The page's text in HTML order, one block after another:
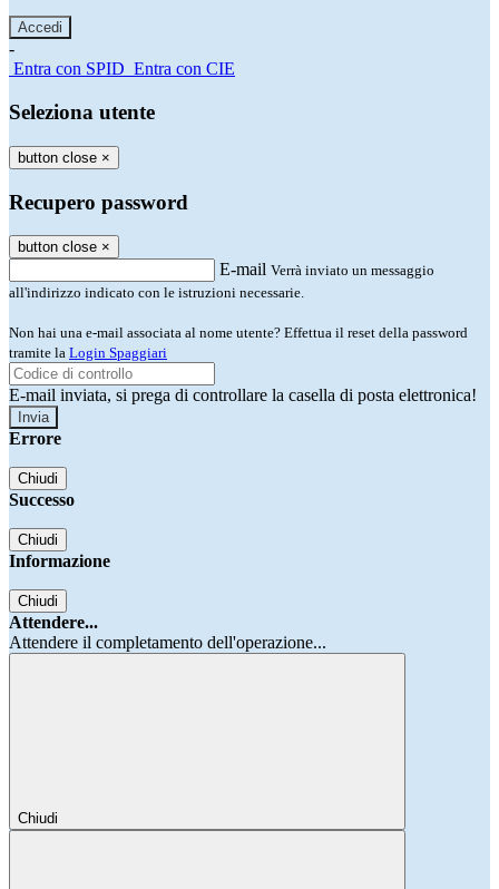
-
Entra con SPID Entra con CIE
Seleziona utente
button close ×
Recupero password
button close ×
E-mail Verrà inviato un messaggio
all'indirizzo indicato con le istruzioni necessarie.
Non hai una e-mail associata al nome utente? Effettua il reset della password
tramite la Login Spaggiari
E-mail inviata, si prega di controllare la casella di posta elettronica!
Errore
Chiudi
Successo
Chiudi
Informazione
Chiudi
Attendere...
Attendere il completamento dell'operazione...
Chiudi